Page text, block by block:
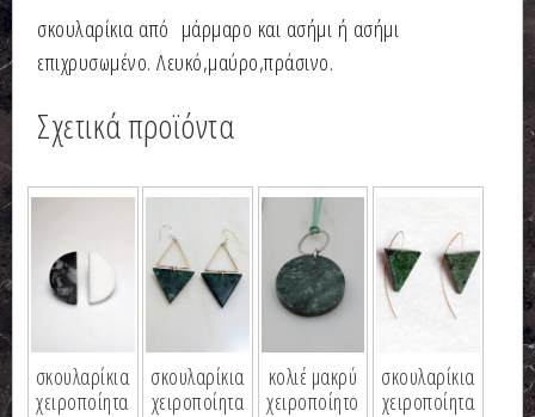
σκουλαρίκια από μάρμαρο και ασήμι ή ασήμι
επιχρυσωμένο. Λευκό,μαύρο,πράσινο.
Σχετικά προϊόντα
σκουλαρίκια
χειροποίητα
σκουλαρίκια
χειροποίητα
κολιέ μακρύ
χειροποίητο
σκουλαρίκια
χειροποίητα